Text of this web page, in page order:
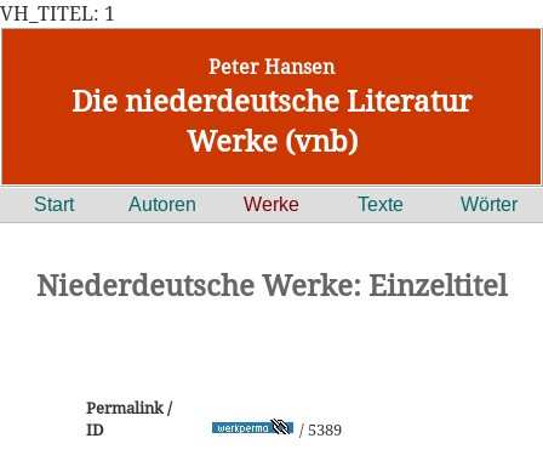
VH_TITEL: 1
Peter Hansen
Die niederdeutsche Literatur
Werke (vnb)
Start Autoren Werke Texte Wörter
Niederdeutsche Werke: Einzeltitel
Permalink /
ID
/ 5389